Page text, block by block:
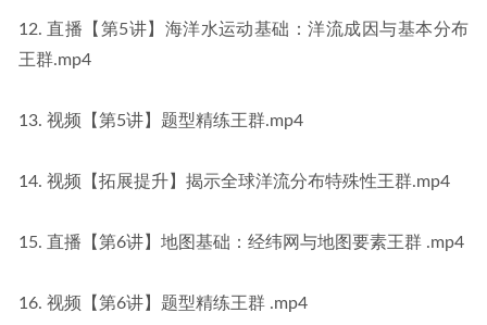
12. 直播【第5讲】海洋水运动基础：洋流成因与基本分布
王群.mp4
13. 视频【第5讲】题型精练王群.mp4
14. 视频【拓展提升】揭示全球洋流分布特殊性王群.mp4
15. 直播【第6讲】地图基础：经纬网与地图要素王群 .mp4
16. 视频【第6讲】题型精练王群 .mp4